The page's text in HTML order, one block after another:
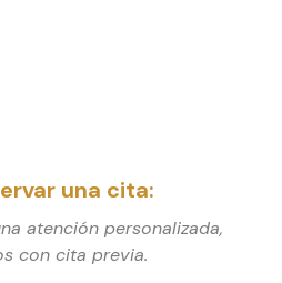
una cita:
atención personalizada,
con cita previa.